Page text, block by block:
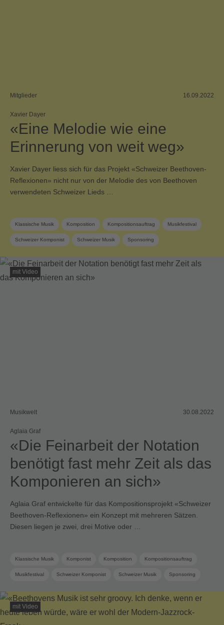
Mitglieder 16.09.2022
Xavier Dayer
«Eine Melodie wie eine
Erinnerung von weit weg»
Xavier Dayer liess sich für das Projekt «Schweizer Beethoven-
Reflexionen» nicht nur von der Melodie des von Beethoven
verwendeten Schweizer Lieds …
Klassische Musik Komposition Kompositionsauftrag Musikfestival
Schweizer Komponist Schweizer Musik Sponsoring
mit Video
Musikwelt 30.08.2022
Aglaia Graf
«Die Feinarbeit der Notation
benötigt fast mehr Zeit als das
Komponieren an sich»
Aglaia Graf entwickelte für das Kompositionsprojekt «Schweizer
Beethoven-Reflexionen» ein Konzept mit mehreren Sätzen.
Diesen liegen je zwei, drei Motive oder …
Klassische Musik Komponist Komposition Kompositionsauftrag
Musikfestival Schweizer Komponist Schweizer Musik Sponsoring
mit Video